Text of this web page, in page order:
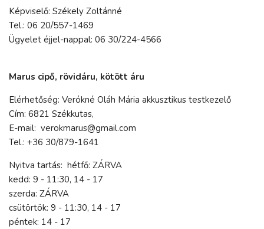
Képviselő: Székely Zoltánné
Tel.: 06 20/557-1469
Ügyelet éjjel-nappal: 06 30/224-4566
Marus cipő, rövidáru, kötött áru
Elérhetőség: Verókné Oláh Mária akkusztikus testkezelő
Cím: 6821 Székkutas,
E-mail: verokmarus@gmail.com
Tel.: +36 30/879-1641
Nyitva tartás: hétfő: ZÁRVA
kedd: 9 - 11:30, 14 - 17
szerda: ZÁRVA
csütörtök: 9 - 11:30, 14 - 17
péntek: 14 - 17